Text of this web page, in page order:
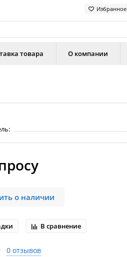
Избранное
товара О компании
о наличии
В сравнение
0 отзывов